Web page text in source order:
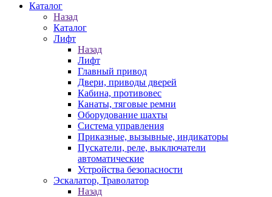
Каталог
Назад
Каталог
Лифт
Назад
Лифт
Главный привод
Двери, приводы дверей
Кабина, противовес
Канаты, тяговые ремни
Оборудование шахты
Система управления
Приказные, вызывные, индикаторы
Пускатели, реле, выключатели
автоматические
Устройства безопасности
Эскалатор, Траволатор
Назад